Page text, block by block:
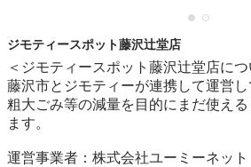
ジモティースポット藤沢辻堂店
＜ジモティースポット藤沢辻堂店につ
藤沢市とジモティーが連携して運営し
粗⼤ごみ等の減量を⽬的にまだ使え
ます。
運営事業者：株式会社ユーミーネット